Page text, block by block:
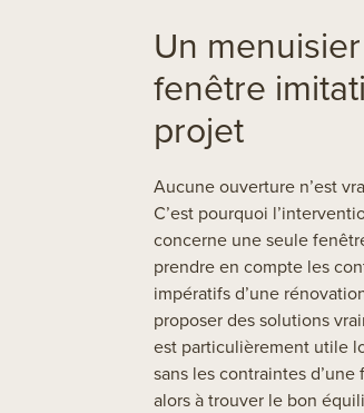
Un
fenêtre
projet
Aucune ouverture n’est
C’est pourquoi
concerne une seule
prendre en compte les
impératifs d’une
proposer des solutions
est particulièrement utile
sans les contraintes
alors à trouver le bon